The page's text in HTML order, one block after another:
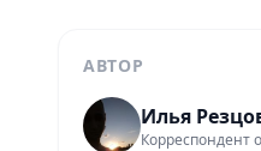
АВТОР
Илья
Корреспондент